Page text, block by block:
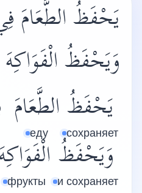
يَحْفَظُ الطَّعَامَ
وَيَحْفَظُ
يَحْفَظُ
сохраняет
الطَّعَامَ
еду
وَيَحْفَظُ
и сохраняет
фрукты